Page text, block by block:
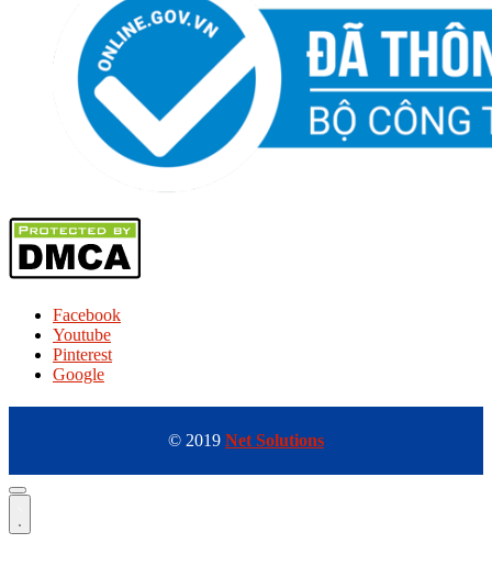
Facebook
Youtube
Pinterest
Google
© 2019 Net Solutions